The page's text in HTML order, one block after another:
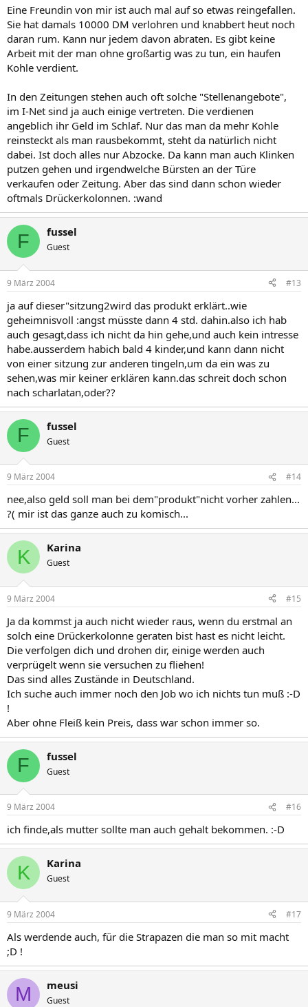
Eine Freundin von mir ist auch mal auf so etwas reingefallen.
Sie hat damals 10000 DM verlohren und knabbert heut noch
daran rum. Kann nur jedem davon abraten. Es gibt keine
Arbeit mit der man ohne großartig was zu tun, ein haufen
Kohle verdient.
In den Zeitungen stehen auch oft solche "Stellenangebote",
im I-Net sind ja auch einige vertreten. Die verdienen
angeblich ihr Geld im Schlaf. Nur das man da mehr Kohle
reinsteckt als man rausbekommt, steht da natürlich nicht
dabei. Ist doch alles nur Abzocke. Da kann man auch Klinken
putzen gehen und irgendwelche Bürsten an der Türe
verkaufen oder Zeitung. Aber das sind dann schon wieder
oftmals Drückerkolonnen. :wand
F fussel
Guest
9 März 2004 #13
ja auf dieser"sitzung2wird das produkt erklärt..wie
geheimnisvoll :angst müsste dann 4 std. dahin.also ich hab
auch gesagt,dass ich nicht da hin gehe,und auch kein intresse
habe.ausserdem habich bald 4 kinder,und kann dann nicht
von einer sitzung zur anderen tingeln,um da ein was zu
sehen,was mir keiner erklären kann.das schreit doch schon
nach scharlatan,oder??
F fussel
Guest
9 März 2004 #14
nee,also geld soll man bei dem"produkt"nicht vorher zahlen...
?( mir ist das ganze auch zu komisch...
K Karina
Guest
9 März 2004 #15
Ja da kommst ja auch nicht wieder raus, wenn du erstmal an
solch eine Drückerkolonne geraten bist hast es nicht leicht.
Die verfolgen dich und drohen dir, einige werden auch
verprügelt wenn sie versuchen zu fliehen!
Das sind alles Zustände in Deutschland.
Ich suche auch immer noch den Job wo ich nichts tun muß :-D
!
Aber ohne Fleiß kein Preis, dass war schon immer so.
F fussel
Guest
9 März 2004 #16
ich finde,als mutter sollte man auch gehalt bekommen. :-D
K Karina
Guest
9 März 2004 #17
Als werdende auch, für die Strapazen die man so mit macht
;D !
M meusi
Guest